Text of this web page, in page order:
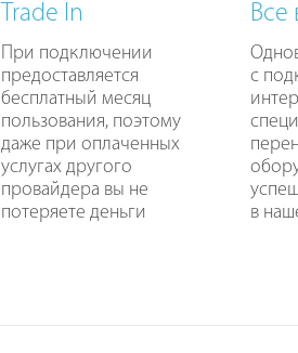
Trade In
При подключении
предоставляется
бесплатный месяц
пользования, поэтому
даже при оплаченных
услугах другого
провайдера вы не
потеряете деньги
Все
с
в